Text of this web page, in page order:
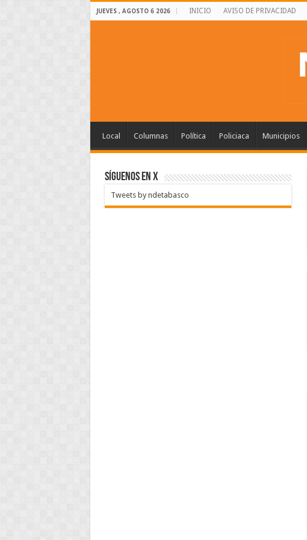
JUEVES , AGOSTO 6 2026 INICIO AVISO DE PRIVACIDAD
Local Columnas Política Policiaca Municipios
SÍGUENOS EN X
Tweets by ndetabasco